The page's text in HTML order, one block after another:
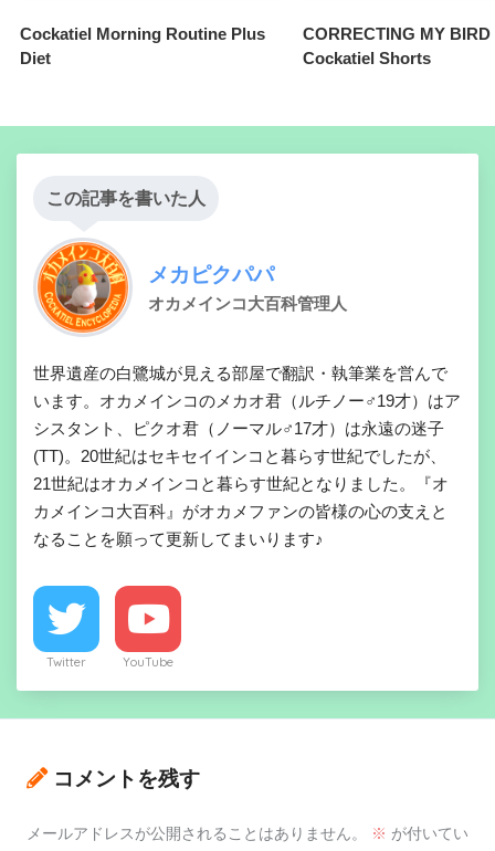
Cockatiel Morning Routine Plus
Diet
CORRECTING MY BIRD
Cockatiel Shorts
この記事を書いた人
メカピクパパ
オカメインコ大百科管理人
世界遺産の白鷺城が見える部屋で翻訳・執筆業を営んで
います。オカメインコのメカオ君（ルチノー♂19才）はア
シスタント、ピクオ君（ノーマル♂17才）は永遠の迷子
(TT)。20世紀はセキセイインコと暮らす世紀でしたが、
21世紀はオカメインコと暮らす世紀となりました。『オ
カメインコ大百科』がオカメファンの皆様の心の支えと
なることを願って更新してまいります♪
Twitter YouTube
コメントを残す
メールアドレスが公開されることはありません。 ※ が付いてい